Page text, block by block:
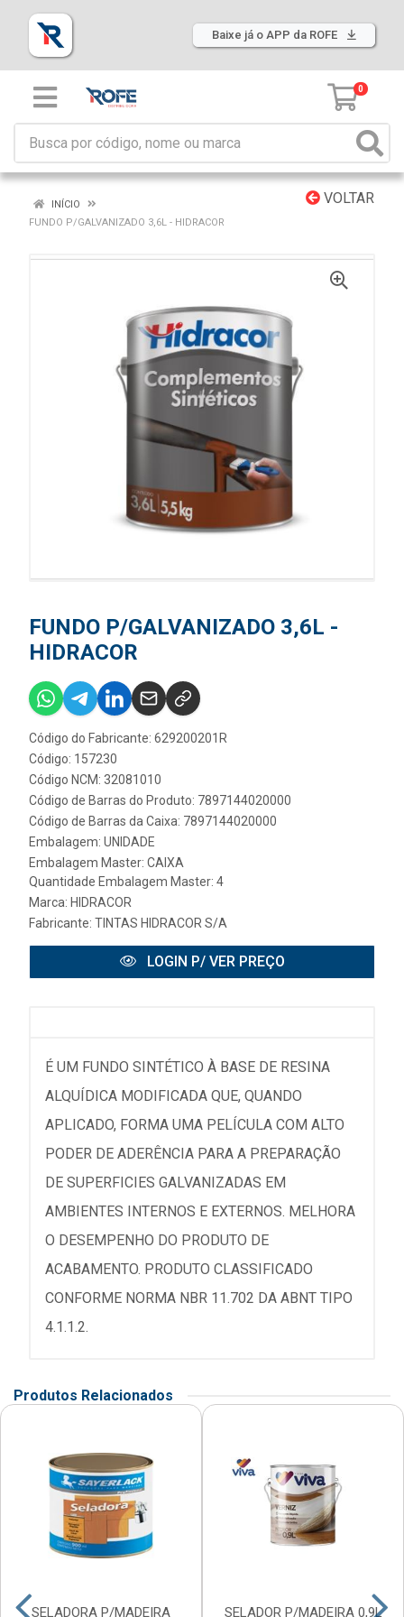
Baixe já o APP da ROFE
0
VOLTAR
INÍCIO
FUNDO P/GALVANIZADO 3,6L - HIDRACOR
FUNDO P/GALVANIZADO 3,6L -
HIDRACOR
Código do Fabricante: 629200201R
Código: 157230
Código NCM: 32081010
Código de Barras do Produto: 7897144020000
Código de Barras da Caixa: 7897144020000
Embalagem: UNIDADE
Embalagem Master: CAIXA
Quantidade Embalagem Master: 4
Marca: HIDRACOR
Fabricante: TINTAS HIDRACOR S/A
LOGIN P/ VER PREÇO
É UM FUNDO SINTÉTICO À BASE DE RESINA
ALQUÍDICA MODIFICADA QUE, QUANDO
APLICADO, FORMA UMA PELÍCULA COM ALTO
PODER DE ADERÊNCIA PARA A PREPARAÇÃO
DE SUPERFICIES GALVANIZADAS EM
AMBIENTES INTERNOS E EXTERNOS. MELHORA
O DESEMPENHO DO PRODUTO DE
ACABAMENTO. PRODUTO CLASSIFICADO
CONFORME NORMA NBR 11.702 DA ABNT TIPO
4.1.1.2.
Produtos Relacionados
SELADORA P/MADEIRA SELADOR P/MADEIRA 0,9L